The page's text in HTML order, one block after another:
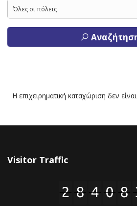
Η επιχειρηματική καταχώριση δεν
Visitor Traffic